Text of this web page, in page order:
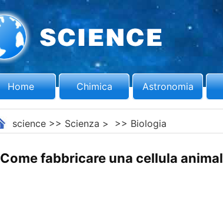
Home Chimica Astronomia
science>> Scienza > >> Biologia
Come fabbricare una cellula